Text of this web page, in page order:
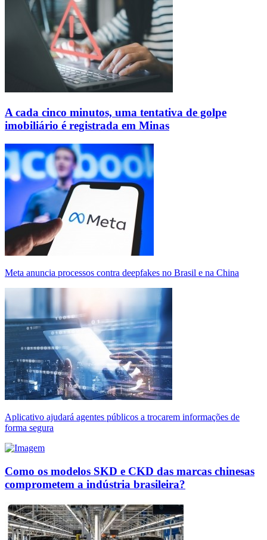
A cada cinco minutos, uma tentativa de golpe
imobiliário é registrada em Minas
Meta anuncia processos contra deepfakes no Brasil e na China
Aplicativo ajudará agentes públicos a trocarem informações de
forma segura
Como os modelos SKD e CKD das marcas chinesas
comprometem a indústria brasileira?